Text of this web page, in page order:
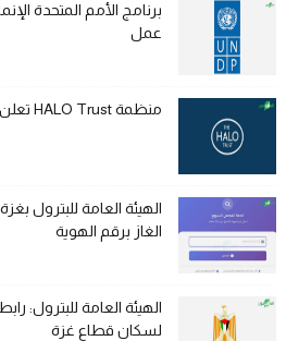
عمل
منظمة HALO Trust تعلن عن وظائف شاغرة
الهيئة العامة للبترول
الغاز برقم الهوية
الهيئة العامة للبترول:
لسكان قطاع غزة